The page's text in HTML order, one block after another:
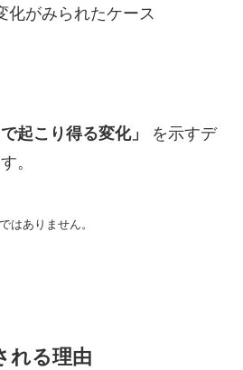
化がみられたケース
起こり得る変化」
を示すデ
。
はありません。
れる理由